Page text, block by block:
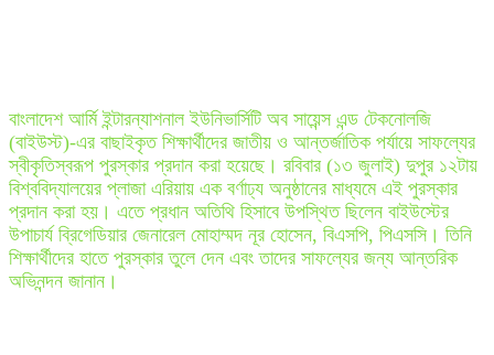
বাংলাদেশ আর্মি ইন্টারন্যাশনাল ইউনিভার্সিটি অব সায়েন্স এন্ড টেকনোলজি
(বাইউস্ট)-এর বাছাইকৃত শিক্ষার্থীদের জাতীয় ও আন্তর্জাতিক পর্যায়ে সাফল্যের
স্বীকৃতিস্বরূপ পুরস্কার প্রদান করা হয়েছে। রবিবার (১৩ জুলাই) দুপুর ১২টায়
বিশ্ববিদ্যালয়ের প্লাজা এরিয়ায় এক বর্ণাঢ্য অনুষ্ঠানের মাধ্যমে এই পুরস্কার
প্রদান করা হয়। এতে প্রধান অতিথি হিসাবে উপস্থিত ছিলেন বাইউস্টের
উপাচার্য ব্রিগেডিয়ার জেনারেল মোহাম্মদ নূর হোসেন, বিএসপি, পিএসসি। তিনি
শিক্ষার্থীদের হাতে পুরস্কার তুলে দেন এবং তাদের সাফল্যের জন্য আন্তরিক
অভিনন্দন জানান।